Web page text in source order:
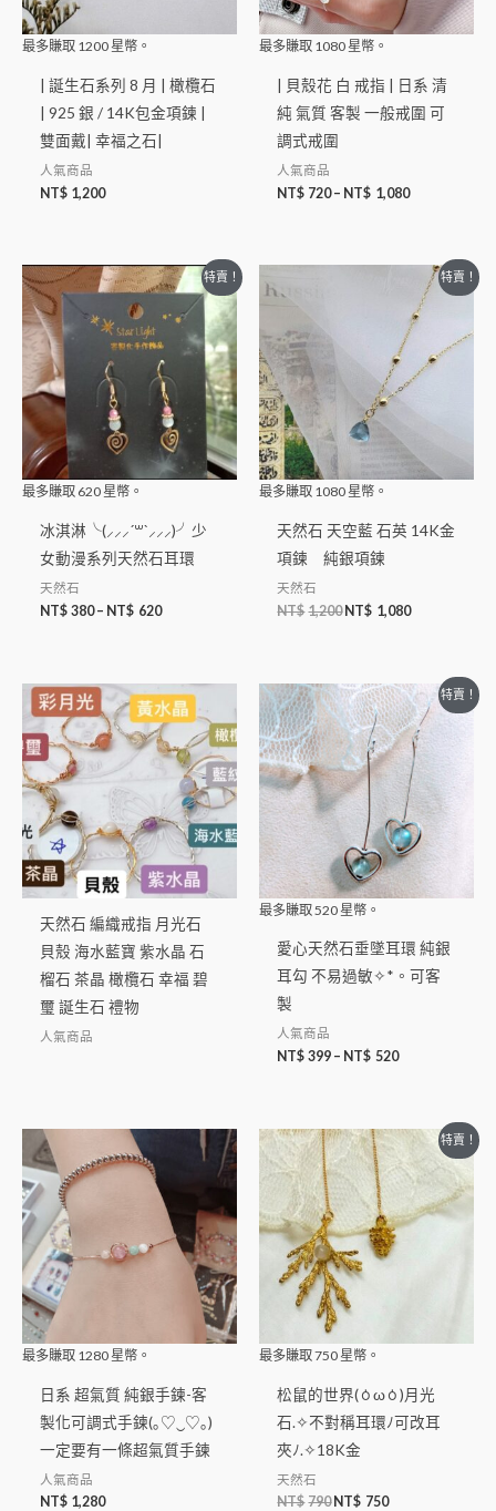
最多賺取 1200 星幣。
| 誕生石系列 8 月 | 橄欖石
| 925 銀 / 14K包金項鍊 |
雙面戴| 幸福之石|
人氣商品
NT$ 1,200
最多賺取 1080 星幣。
| 貝殼花 白 戒指 | 日系 清
純 氣質 客製 一般戒圍 可
調式戒圍
人氣商品
NT$ 720– NT$ 1,080
特賣！
最多賺取 620 星幣。
冰淇淋╰(⸝⸝⸝´꒳`⸝⸝⸝)╯少
女動漫系列天然石耳環
天然石
NT$ 380– NT$ 620
特賣！
最多賺取 1080 星幣。
天然石 天空藍 石英 14K金
項鍊 純銀項鍊
天然石
NT$ 1,200 NT$ 1,080
天然石 編織戒指 月光石
貝殼 海水藍寶 紫水晶 石
榴石 茶晶 橄欖石 幸福 碧
璽 誕生石 禮物
人氣商品
特賣！
最多賺取520 星幣。
愛心天然石垂墜耳環 純銀
耳勾 不易過敏✧*。可客
製
人氣商品
NT$ 399 – NT$ 520
最多賺取 1280 星幣。
日系 超氣質 純銀手鍊-客
製化可調式手鍊(｡♡‿♡｡)
一定要有一條超氣質手鍊
人氣商品
NT$ 1,280
特賣！
最多賺取750 星幣。
松鼠的世界(ㆁωㆁ)月光
石.✧不對稱耳環ﾉ可改耳
夾ﾉ.✧18K金
天然石
NT$ 790 NT$ 750